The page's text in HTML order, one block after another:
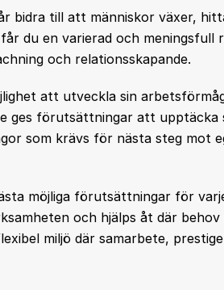
bidra till att människor växer,
du en varierad och
och relationsskapande.
att utveckla sin
ges förutsättningar att upptäcka
som krävs för nästa steg mot
möjliga förutsättningar för
och hjälps åt där
miljö där samarbete,